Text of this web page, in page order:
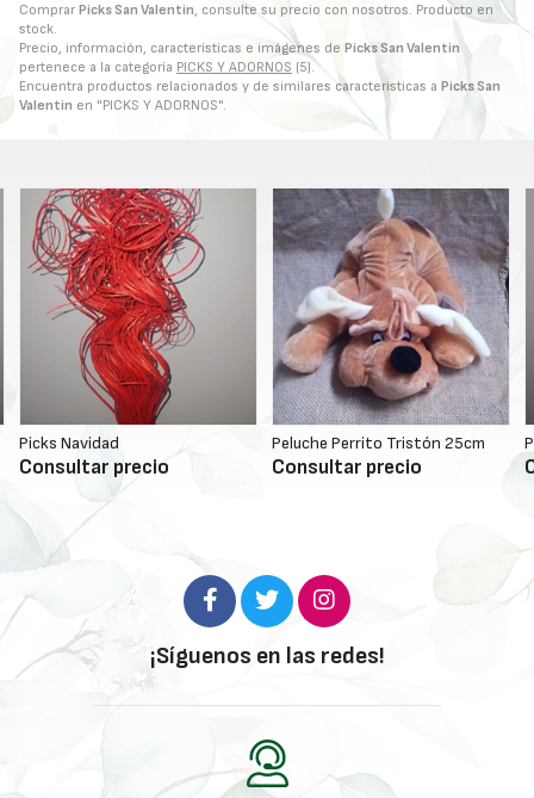
Comprar Picks San Valentin, consulte su precio con nosotros. Producto en
stock.
Precio, información, características e imágenes de Picks San Valentin
pertenece a la categoría PICKS Y ADORNOS (5).
Encuentra productos relacionados y de similares características a Picks San
Valentin en "PICKS Y ADORNOS".
Picks Navidad
Consultar precio
Peluche Perrito Tristón 25cm
Consultar precio
¡Síguenos en las redes!